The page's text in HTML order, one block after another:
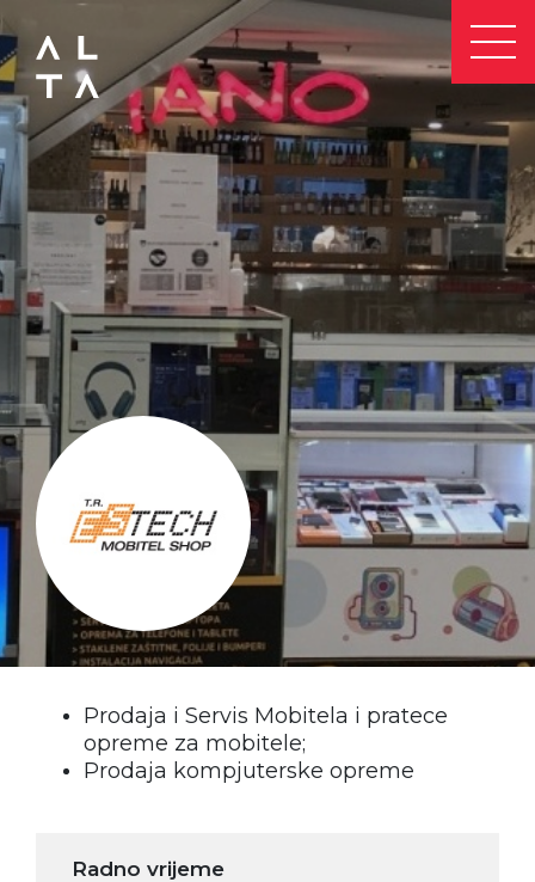
Prodaja i Servis Mobitela i pratece
opreme za mobitele;
Prodaja kompjuterske opreme
Radno vrijeme